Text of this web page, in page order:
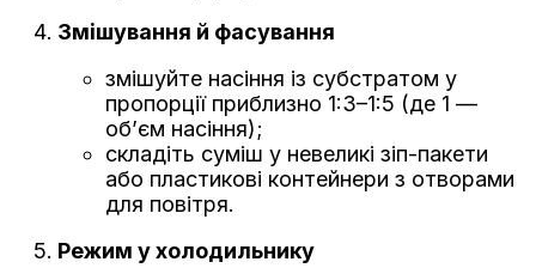
Змішування й фасування
змішуйте насіння із субстратом у
пропорції приблизно 1:3–1:5 (де 1 —
об’єм насіння);
складіть суміш у невеликі зіп-пакети
або пластикові контейнери з отворами
для повітря.
Режим у холодильнику